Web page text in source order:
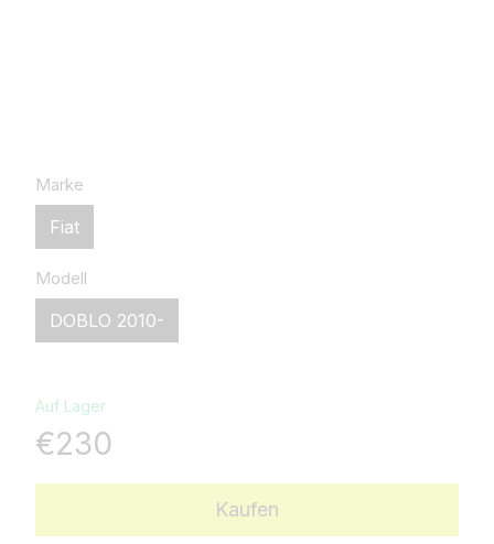
Marke
Fiat
Modell
DOBLO 2010-
Auf Lager
€230
Kaufen